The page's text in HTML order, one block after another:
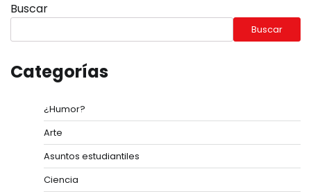
Buscar
Buscar
Categorías
¿Humor?
Arte
Asuntos estudiantiles
Ciencia